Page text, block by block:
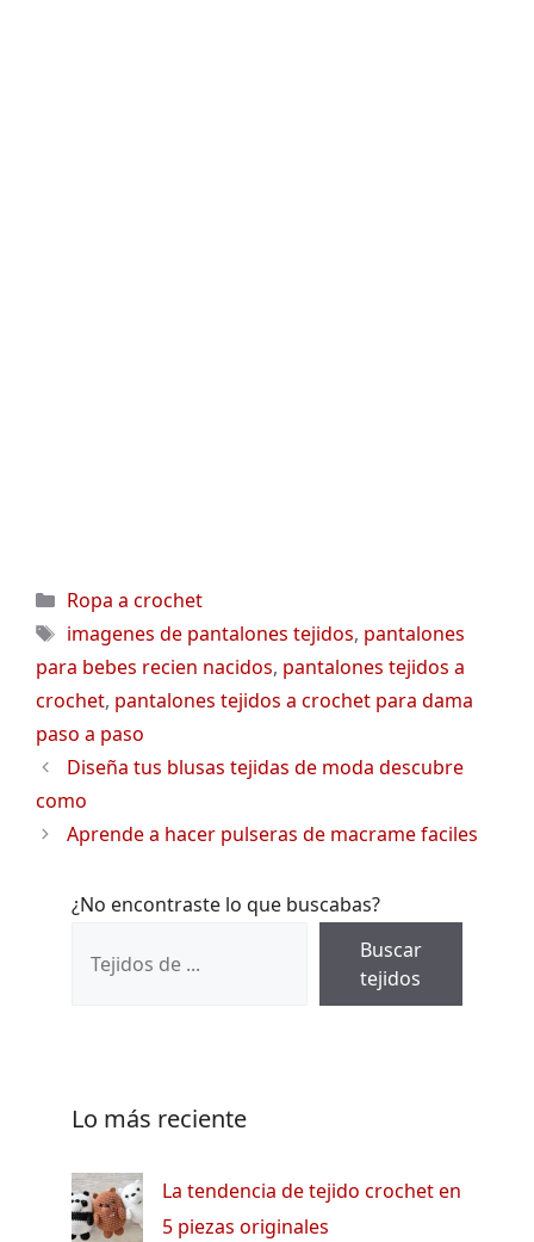
Categorías
Ropa a crochet
Etiquetas
imagenes de pantalones tejidos, pantalones
para bebes recien nacidos, pantalones tejidos a
crochet, pantalones tejidos a crochet para dama
paso a paso
Diseña tus blusas tejidas de moda descubre
como
Aprende a hacer pulseras de macrame faciles
¿No encontraste lo que buscabas?
Buscar
tejidos
Lo más reciente
La tendencia de tejido crochet en
5 piezas originales